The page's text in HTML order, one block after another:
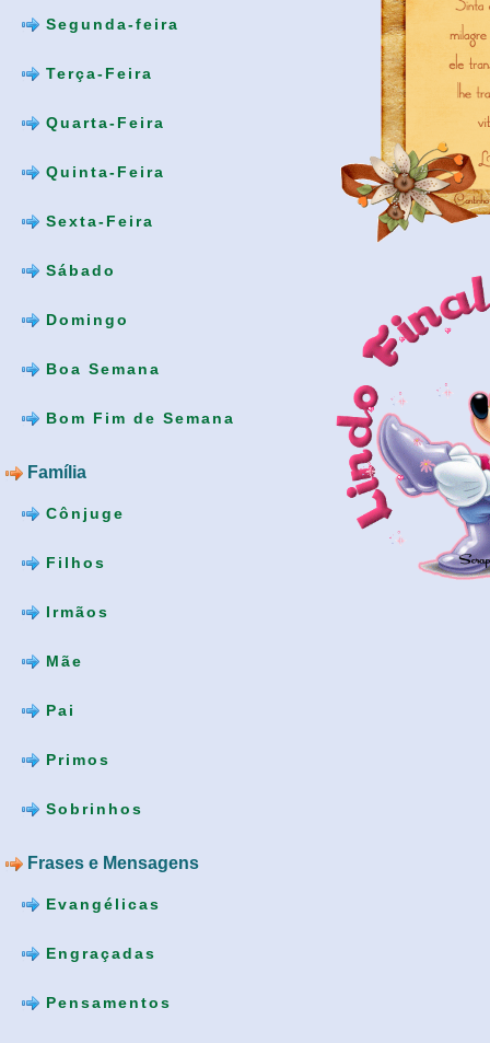
Segunda-feira
Terça-Feira
Quarta-Feira
Quinta-Feira
Sexta-Feira
Sábado
Domingo
Boa Semana
Bom Fim de Semana
Família
Cônjuge
Filhos
Irmãos
Mãe
Pai
Primos
Sobrinhos
Frases e Mensagens
Evangélicas
Engraçadas
Pensamentos